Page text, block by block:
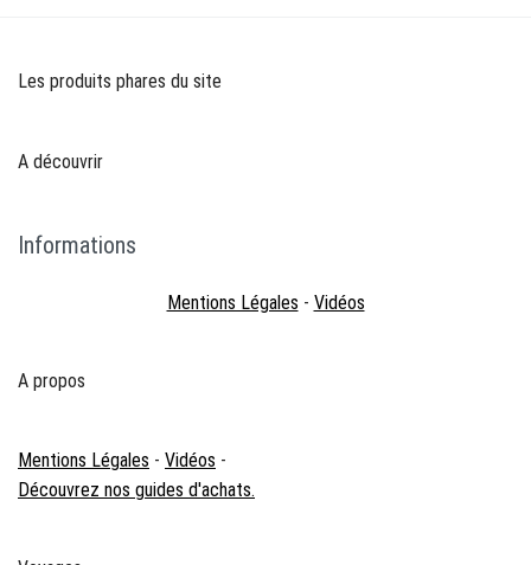
Les produits phares du site
A découvrir
Informations
Mentions Légales - Vidéos
A propos
Mentions Légales - Vidéos -
Découvrez nos guides d'achats.